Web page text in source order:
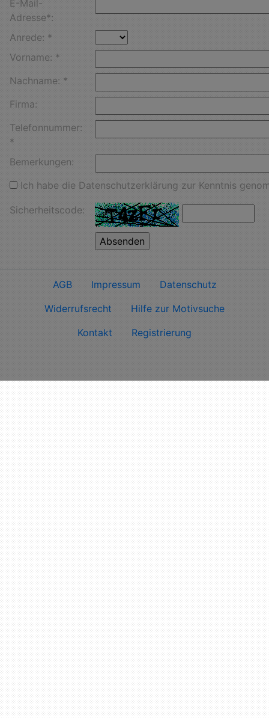
E-Mail-
Adresse*:
Anrede: *
Vorname: *
Nachname: *
Firma:
Telefonnummer:
*
Bemerkungen:
Ich habe die Datenschutzerklärung zur Kenntnis
Sicherheitscode:
AGB Impressum
Datenschutz
Widerrufsrecht
Hilfe zur Motivsuche
Kontakt
Registrierung